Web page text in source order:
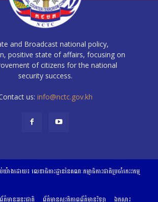
and Broadcast national policy,
positive state of affairs, focusing on
of citizens for the national
security success.
us: info@nctc.gov.kh
ង​ដោយ​៖​ ​លេខាធិការដ្ឋាននៃគណៈកម្មាធិការជាតិប្រចាំភេរវកម្ម
ព័ត៌មានអន្តរជាតិ ព័ត៌មានសុវត្ថិភាពព័ត៌មានវិទ្យា ឯកសារ